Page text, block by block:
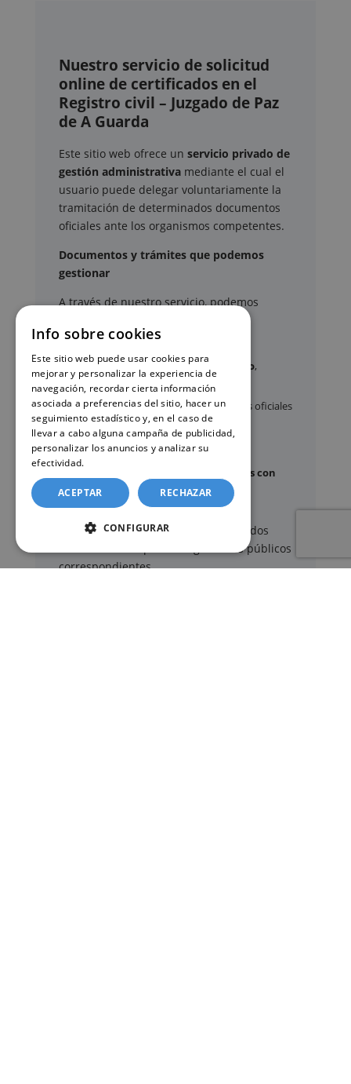
Nuestro servicio de solicitud
online de certificados en el
Registro civil – Juzgado de Paz
de A Guarda
Este sitio web ofrece un servicio privado de
gestión administrativa mediante el cual el
usuario puede delegar voluntariamente la
tramitación de determinados documentos
oficiales ante los organismos competentes.
Documentos y trámites que podemos
gestionar
A través de nuestro servicio, podemos
Certificados y partidas denacimiento,
matrimonio
defunción
Apostilla de La Hayade documentos oficiales
Legalización
de certificados
Certificado de Últimas Voluntades
Certificado de contratos de seguros con
cobertura por fallecimiento
Los documentos oficiales son expedidos
exclusivamente por los organismos públicos
correspondientes.
Info sobre cookies
Este sitio web puede usar cookies para
mejorar y personalizar la experiencia de
navegación, recordar cierta información
asociada a preferencias del sitio, hacer un
seguimiento estadístico y, en el caso de
llevar a cabo alguna campaña de publicidad,
personalizar los anuncios y analizar su
efectividad.
ACEPTAR RECHAZAR
CONFIGURAR